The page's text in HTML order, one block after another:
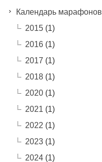
Календарь марафонов
2015(1)
2016(1)
2017 (1)
2018(1)
2020(1)
2021 (1)
2022 (1)
2023(1)
2024(1)